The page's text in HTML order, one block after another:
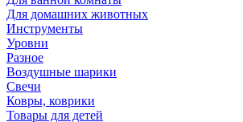
Для домашних животных
Инструменты
Уровни
Разное
Воздушные шарики
Свечи
Ковры, коврики
Товары для детей